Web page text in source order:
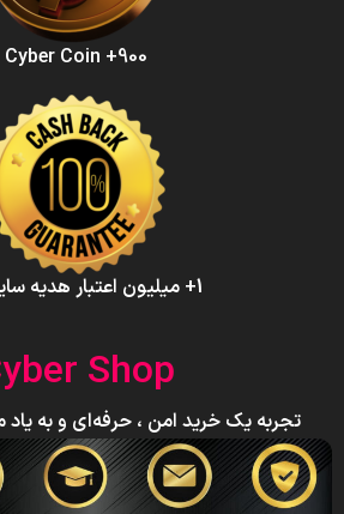
900+ Cyber Coin
1+ میلیون اعتبار هدیه سایبرشاپ
Shop
تجربه یک خرید امن ، حرفه‌ای و به یاد